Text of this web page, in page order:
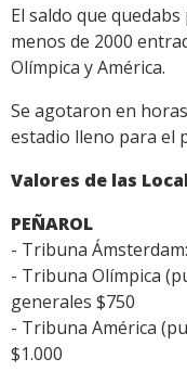
El saldo que
menos de 2000
Olímpica y América.
Se agotaron en
estadio lleno para el
Valores de las
PEÑAROL
- Tribuna
- Tribuna Olímpica
generales $750
- Tribuna América
$1.000